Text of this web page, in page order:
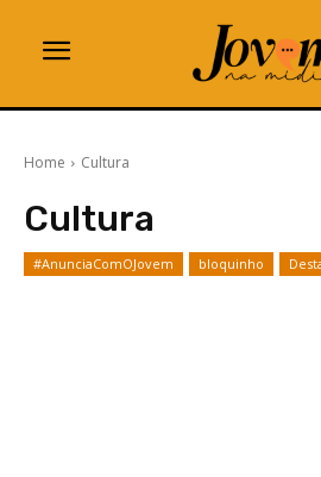
Home Cultura
Cultura
#AnunciaComOJovem bloquinho